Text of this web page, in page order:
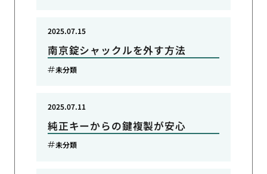
南京錠シャックルを外す方法
2025.07.15
未分類
純正キーからの鍵複製が安心
2025.07.11
未分類